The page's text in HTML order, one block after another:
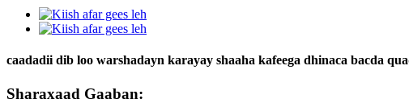
caadadii dib loo warshadayn karayay shaaha kafeega dhinaca bacda
Sharaxaad Gaaban: